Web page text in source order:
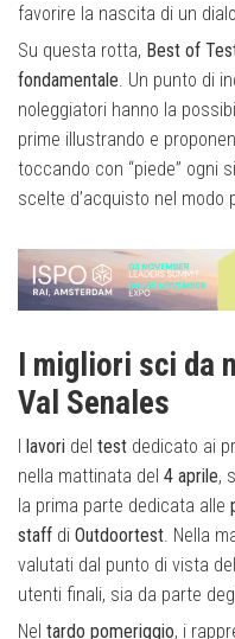
favorire la nascita di un
Su questa rotta, Best of
fondamentale. Un punto di
noleggiatori hanno la
prime illustrando e
toccando con “piede” ogni
scelte d’acquisto nel modo
I migliori sci da
Val Senales
I lavori del test dedicato ai
nella mattinata del 4 aprile,
la prima parte dedicata alle
staff di Outdoortest. Nella
valutati dal punto di vista
utenti finali, sia da parte
Nel tardo pomeriggio, i